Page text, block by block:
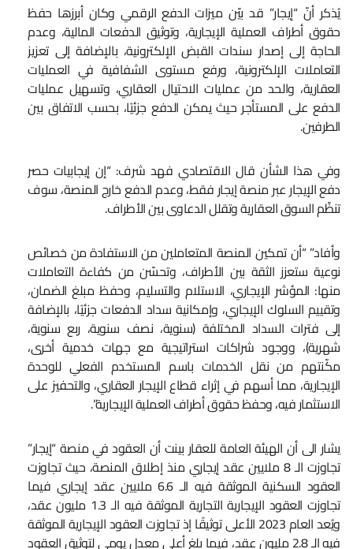
يُذكر أنّ “إيجار” قد بيّن ميزات الدفع الرقمي وكان أبرزها حفظ
حقوق أطراف العملية الإيجارية، وتوثيق الدفعات المالية، وعدم
الحاجة إلى إصدار سندات القبض الإلكترونية، بالإضافة إلى تعزيز
التعاملات الإلكترونية، ورفع مستوى الشفافية في العمليات
العقارية، والحد من عمليات الاحتيال العقاري، وتسهيل عمليات
الدفع على المستأجر حيث يمكن الدفع جزئيًا، بحسب الاتفاق بين
الطرفين.
وفي هذا الشأن قال الاقتصادي فهد شرف: “إن إيجابيات حصر
دفع الإيجار عبر منصة إيجار فقط، وعدم الدفع خارج المنصة، سوف
تنظّم السوق العقارية وتقلل الدعاوى بين الأطراف.
وأفاد” “أن تمكين المنصة المتعاملين من الاستفادة من خصائص
نوعية ستعزز الثقة بين الأطراف، وتحسّن من كفاءة التعاملات
منها: المؤشر الإيجاري، الاستلام والتسليم، وحفظ مبلغ الضمان،
وتقييم السلوك الإيجاري، وإمكانية سداد الدفعات جزئيًا، بالإضافة
إلى فترات السداد المختلفة (سنوية، نصف سنوية، ربع سنوية،
شهرية)، ووجود شراكات استراتيجية مع جهات خدمية أخرى،
مكّنتهم من نقل الخدمات باسم المستخدم الفعلي للوحدة
الإيجارية، مما أسهم في إثراء قطاع الإيجار العقاري، والتحفيز على
الاستثمار فيه، وحفظ حقوق أطراف العملية الإيجارية”.
يشار الى أن الهيئة العامة للعقار بينت أن العقود في منصة “إيجار”
تجاوزت الـ 8 ملايين عقد إيجاري منذ إطلاق المنصة، حيث تجاوزت
العقود السكنية الموثقة فيه الـ 6.6 ملايين عقد إيجاري فيما
تجاوزت العقود الإيجارية التجارية الموثقة فيه الـ 1.3 مليون عقد،
ويُعد العام 2023 الأعلى توثيقًا إذ تجاوزت العقود الإيجارية الموثقة
فيه الـ 2.8 مليون عقد، فيما بلغ أعلى معدل يومي لتوثيق العقود